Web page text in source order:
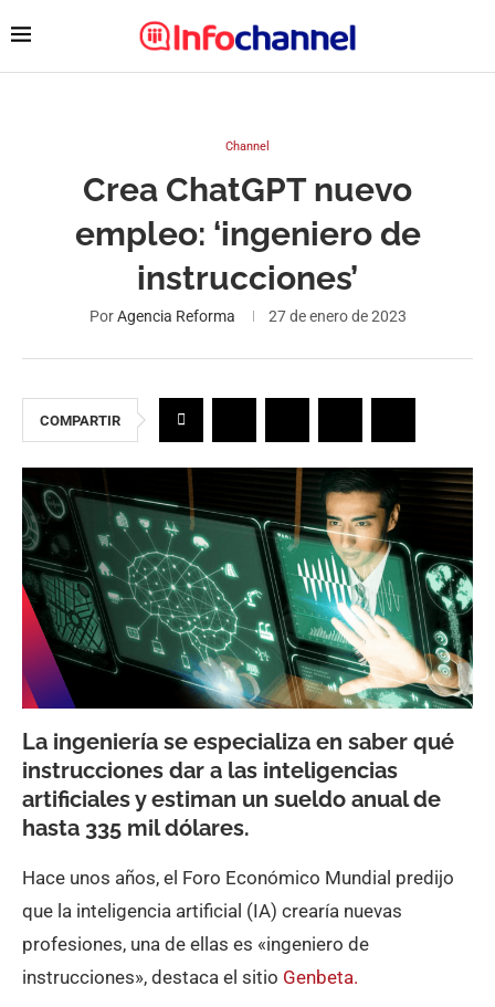
Channel
Crea ChatGPT nuevo
empleo: ‘ingeniero de
instrucciones’
PorAgencia Reforma 27 de enero de 2023
COMPARTIR
La ingeniería se especializa en saber qué
instrucciones dar a las inteligencias
artificiales y estiman un sueldo anual de
hasta 335 mil dólares.
Hace unos años, el Foro Económico Mundial predijo
que la inteligencia artificial (IA) crearía nuevas
profesiones, una de ellas es «ingeniero de
instrucciones», destaca el sitio Genbeta.